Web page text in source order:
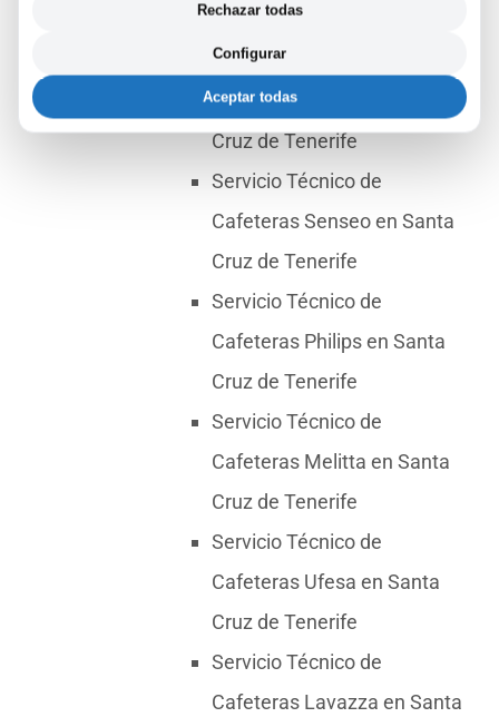
Cruz de Tenerife
Servicio Técnico de
Cafeteras Smeg en Santa
Cruz de Tenerife
Servicio Técnico de
Cafeteras Senseo en Santa
Cruz de Tenerife
Servicio Técnico de
Cafeteras Philips en Santa
Cruz de Tenerife
Servicio Técnico de
Cafeteras Melitta en Santa
Cruz de Tenerife
Servicio Técnico de
Cafeteras Ufesa en Santa
Cruz de Tenerife
Servicio Técnico de
Cafeteras Lavazza en Santa
Rechazar todas
Configurar
Aceptar todas